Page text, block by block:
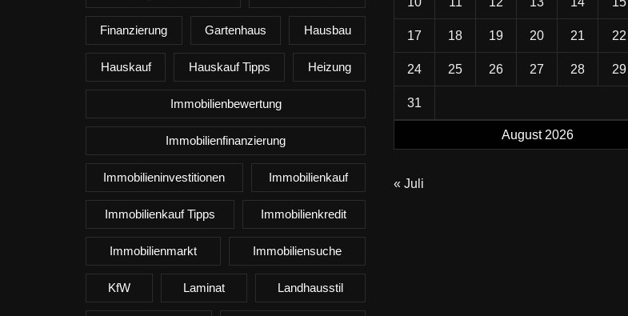
Finanzierung Gartenhaus Hausbau
Hauskauf Hauskauf Tipps Heizung
Immobilienbewertung
Immobilienfinanzierung
Immobilieninvestitionen Immobilienkauf
Immobilienkauf Tipps Immobilienkredit
Immobilienmarkt Immobiliensuche
KfW Laminat Landhausstil
August 2026
17 18 19 20 21 22
24 25 26 27 28 29
31
« Juli